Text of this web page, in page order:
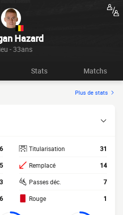
Hazard
- 33ans
Stats Matchs
Plus de stats
5
6
Titularisation 31
Remplacé 14
Passes déc. 7
Rouge 1